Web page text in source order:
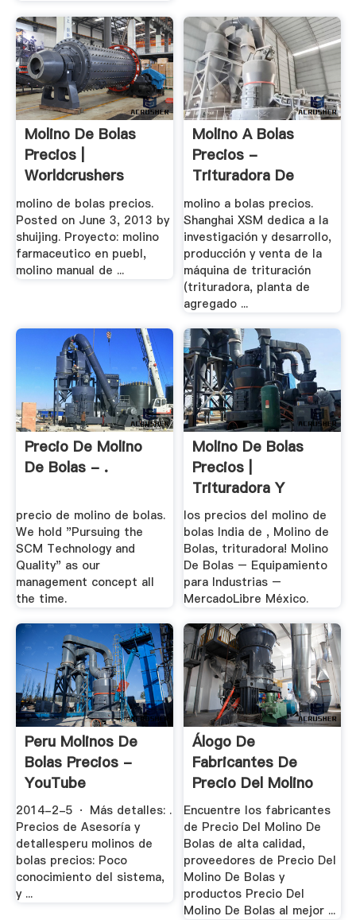
Molino De Bolas
Precios |
Worldcrushers
molino de bolas precios.
Posted on June 3, 2013 by
shuijing. Proyecto: molino
farmaceutico en puebl,
molino manual de ...
Molino A Bolas
Precios -
Trituradora De
Cono
molino a bolas precios.
Shanghai XSM dedica a la
investigación y desarrollo,
producción y venta de la
máquina de trituración
(trituradora, planta de
agregado ...
Precio De Molino
De Bolas - .
precio de molino de bolas.
We hold "Pursuing the
SCM Technology and
Quality" as our
management concept all
the time.
Molino De Bolas
Precios |
Trituradora Y
Molinos
los precios del molino de
bolas India de , Molino de
Bolas, trituradora! Molino
De Bolas – Equipamiento
para Industrias –
MercadoLibre México.
Peru Molinos De
Bolas Precios -
YouTube
2014-2-5 · Más detalles: .
Precios de Asesoría y
detallesperu molinos de
bolas precios: Poco
conocimiento del sistema,
y ...
Álogo De
Fabricantes De
Precio Del Molino
De .
Encuentre los fabricantes
de Precio Del Molino De
Bolas de alta calidad,
proveedores de Precio Del
Molino De Bolas y
productos Precio Del
Molino De Bolas al mejor ...